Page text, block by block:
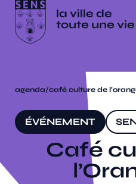
agenda/café culture de
ÉVÉNEMENT
Café